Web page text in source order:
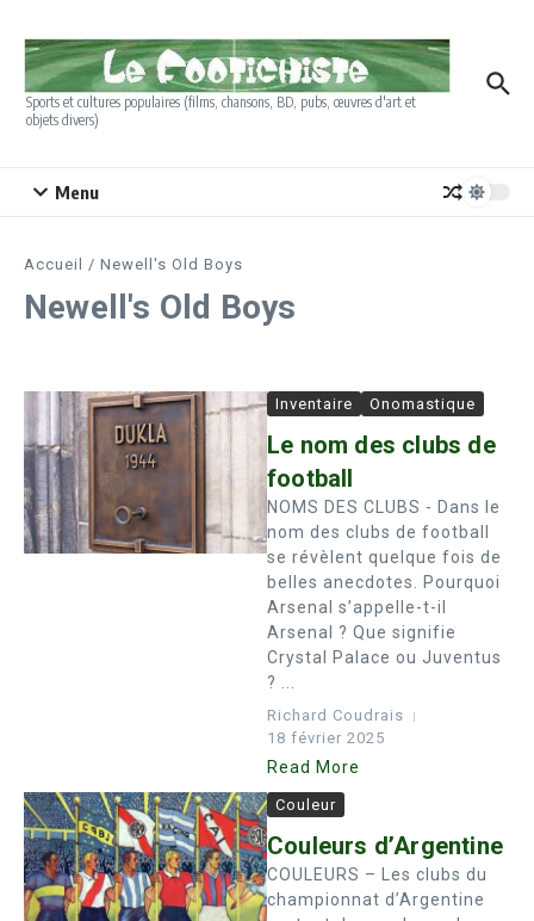
Sports et cultures populaires (films, chansons, BD, pubs, œuvres d'art et
objets divers)
Menu
Accueil / Newell's Old Boys
Newell's Old Boys
Inventaire Onomastique
Le nom des clubs de
football
NOMS DES CLUBS - Dans le
nom des clubs de football
se révèlent quelque fois de
belles anecdotes. Pourquoi
Arsenal s’appelle-t-il
Arsenal ? Que signifie
Crystal Palace ou Juventus
? ...
Richard Coudrais
18 février 2025
Read More
Couleur
Couleurs d’Argentine
COULEURS – Les clubs du
championnat d’Argentine